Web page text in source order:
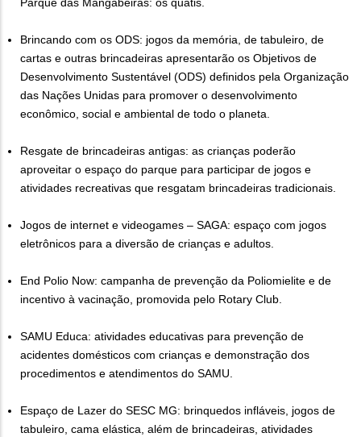
Parque das Mangabeiras: os quatis.
Brincando com os ODS: jogos da memória, de tabuleiro, de
cartas e outras brincadeiras apresentarão os Objetivos de
Desenvolvimento Sustentável (ODS) definidos pela Organização
das Nações Unidas para promover o desenvolvimento
econômico, social e ambiental de todo o planeta.
Resgate de brincadeiras antigas: as crianças poderão
aproveitar o espaço do parque para participar de jogos e
atividades recreativas que resgatam brincadeiras tradicionais.
Jogos de internet e videogames – SAGA: espaço com jogos
eletrônicos para a diversão de crianças e adultos.
End Polio Now: campanha de prevenção da Poliomielite e de
incentivo à vacinação, promovida pelo Rotary Club.
SAMU Educa: atividades educativas para prevenção de
acidentes domésticos com crianças e demonstração dos
procedimentos e atendimentos do SAMU.
Espaço de Lazer do SESC MG: brinquedos infláveis, jogos de
tabuleiro, cama elástica, além de brincadeiras, atividades